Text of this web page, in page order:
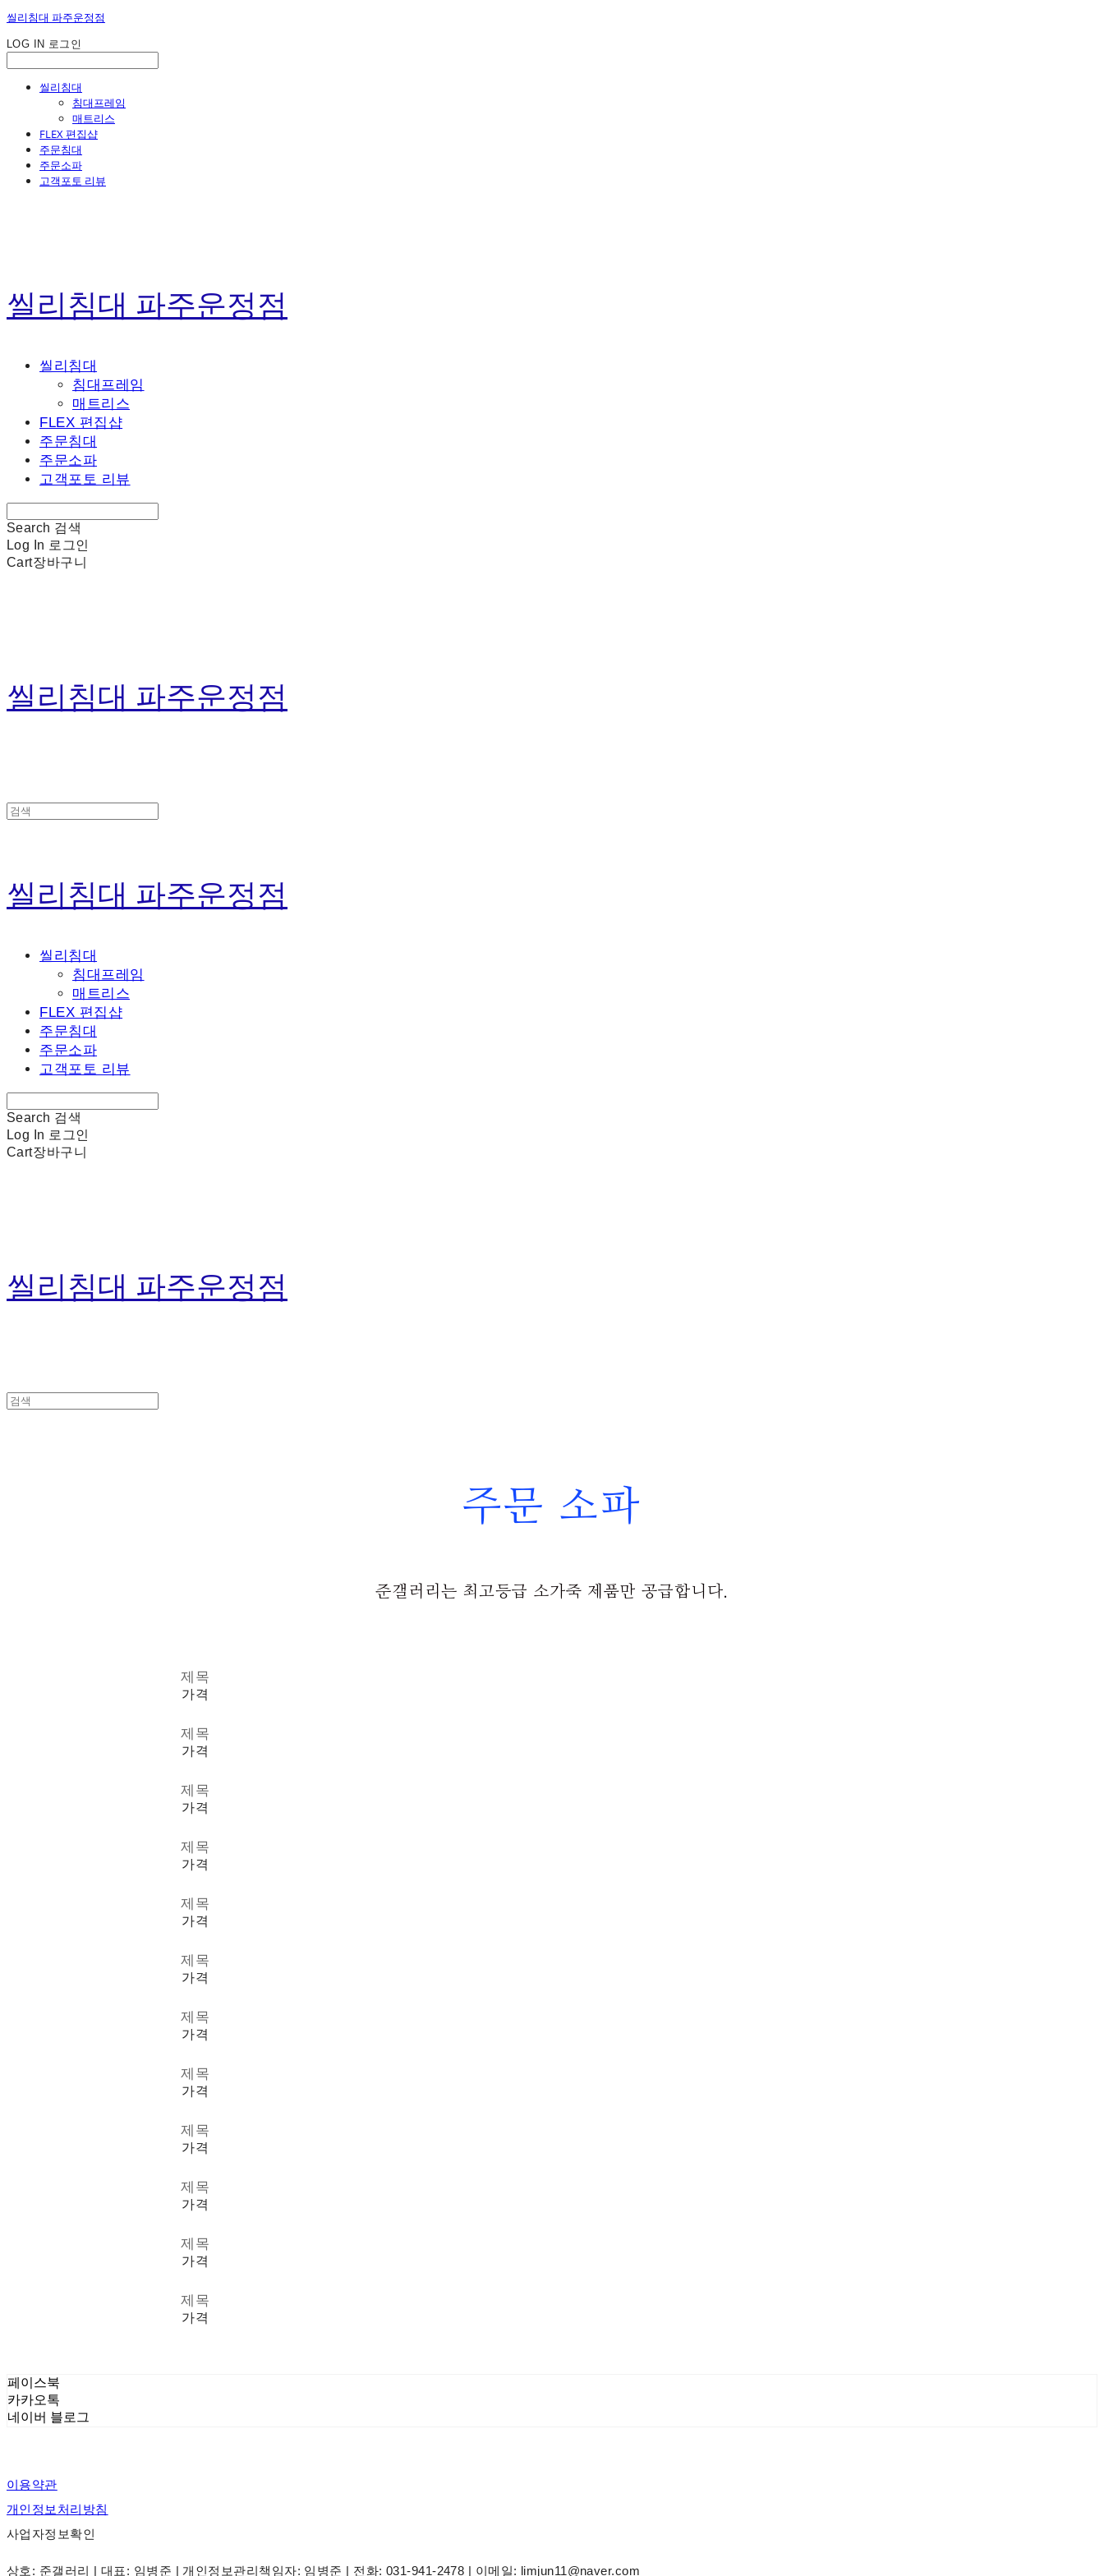
씰리침대 파주운정점
LOG IN 로그인
씰리침대
침대프레임
매트리스
FLEX 편집샵
주문침대
주문소파
고객포토 리뷰
씰리침대 파주운정점
씰리침대
침대프레임
매트리스
FLEX 편집샵
주문침대
주문소파
고객포토 리뷰
Search 검색
Log In 로그인
Cart장바구니
씰리침대 파주운정점
씰리침대 파주운정점
씰리침대
침대프레임
매트리스
FLEX 편집샵
주문침대
주문소파
고객포토 리뷰
Search 검색
Log In 로그인
Cart장바구니
씰리침대 파주운정점
주문 소파
준갤러리는 최고등급 소가죽 제품만 공급합니다.
제목
가격
제목
가격
제목
가격
제목
가격
제목
가격
제목
가격
제목
가격
제목
가격
제목
가격
제목
가격
제목
가격
제목
가격
페이스북
카카오톡
네이버 블로그
이용약관
개인정보처리방침
사업자정보확인
상호: 준갤러리 | 대표: 임병준 | 개인정보관리책임자: 임병준 | 전화: 031-941-2478 | 이메일: limjun11@naver.com